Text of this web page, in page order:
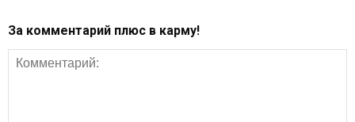
За комментарий плюс в карму!